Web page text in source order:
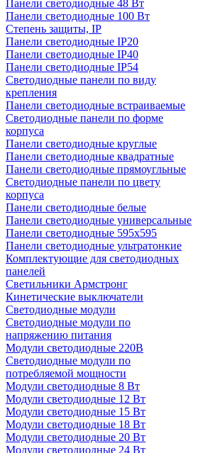
Панели светодиодные 48 Вт
Панели светодиодные 100 Вт
Степень защиты, IP
Панели светодиодные IP20
Панели светодиодные IP40
Панели светодиодные IP54
Светодиодные панели по виду
крепления
Панели светодиодные встраиваемые
Светодиодные панели по форме
корпуса
Панели светодиодные круглые
Панели светодиодные квадратные
Панели светодиодные прямоугльные
Светодиодные панели по цвету
корпуса
Панели светодиодные белые
Панели светодиодные универсальные
Панели светодиодные 595х595
Панели светодиодные ультратонкие
Комплектующие для светодиодных
панелей
Светильники Армстронг
Кинетические выключатели
Светодиодные модули
Светодиодные модули по
напряжению питания
Модули светодиодные 220В
Светодиодные модули по
потребляемой мощности
Модули светодиодные 8 Вт
Модули светодиодные 12 Вт
Модули светодиодные 15 Вт
Модули светодиодные 18 Вт
Модули светодиодные 20 Вт
Модули светодиодные 24 Вт